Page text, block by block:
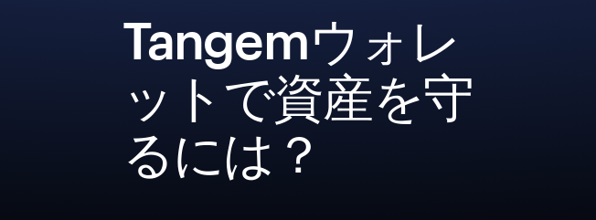
Tangemウォレ
ットで資産を守
るには？